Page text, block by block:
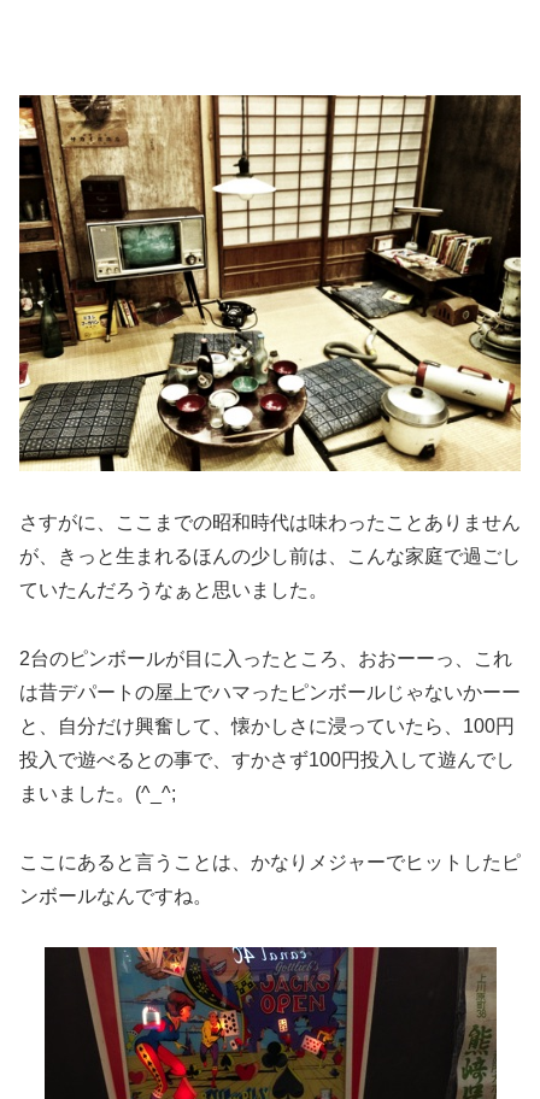
さすがに、ここまでの昭和時代は味わったことありません
が、きっと生まれるほんの少し前は、こんな家庭で過ごし
ていたんだろうなぁと思いました。
2台のピンボールが目に入ったところ、おおーーっ、これ
は昔デパートの屋上でハマったピンボールじゃないかーー
と、自分だけ興奮して、懐かしさに浸っていたら、100円
投入で遊べるとの事で、すかさず100円投入して遊んでし
まいました。(^_^;
ここにあると言うことは、かなりメジャーでヒットしたピ
ンボールなんですね。